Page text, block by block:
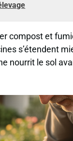
compost et
s’étendent
nourrit le sol